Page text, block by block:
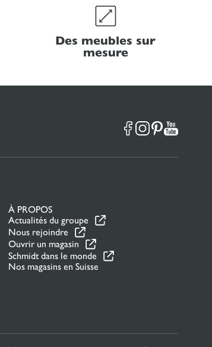
sont manipulées.
Des meubles sur
mesure
À PROPOS
Actualités du groupe
Nous rejoindre
Ouvrir un magasin
Schmidt dans le monde
Nos magasins en Suisse